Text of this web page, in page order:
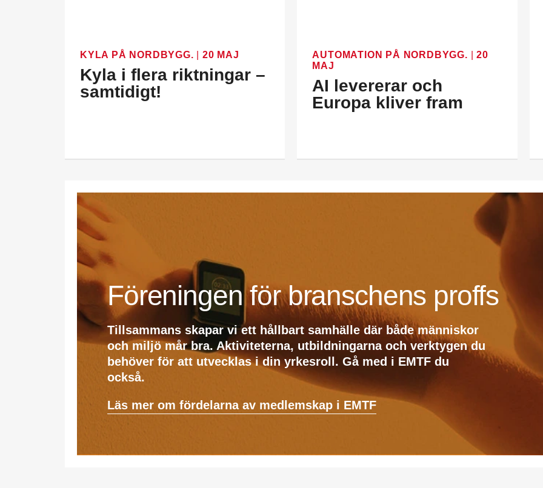
KYLA PÅ NORDBYGG. 20 MAJ
Kyla i flera riktningar –
samtidigt!
AUTOMATION PÅ NORDBYGG.
20
MAJ
AI levererar och
Europa kliver fram
Föreningen för branschens proffs
Tillsammans skapar vi ett hållbart samhälle där både människor
och miljö mår bra. Aktiviteterna, utbildningarna och verktygen du
behöver för att utvecklas i din yrkesroll. Gå med i EMTF du
också.
Läs mer om fördelarna av medlemskap i EMTF